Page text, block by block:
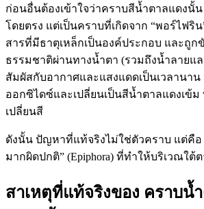
ก่อนอื่นต้องเข้าใจว่าคราบสีน้ำตาลแดงนั้น
โดยตรง แต่เป็นคราบที่เกิดจาก “พอร์ไฟริน
สารที่มีธาตุเหล็กเป็นองค์ประกอบ และถูก
ธรรมชาติผ่านทางน้ำตา (รวมถึงน้ำลายแ
สัมผัสกับอากาศและแสงแดดเป็นเวลานา
ออกซิไดซ์และเปลี่ยนเป็นสีน้ำตาลแดงเข้
เปลี่ยนสี
ดังนั้น ปัญหาที่แท้จริงไม่ใช่ตัวคราบ แต่คือ
มากผิดปกติ” (Epiphora) ที่ทำให้บริเวณใต้
สาเหตุที่แท้จริงของ คราบน้